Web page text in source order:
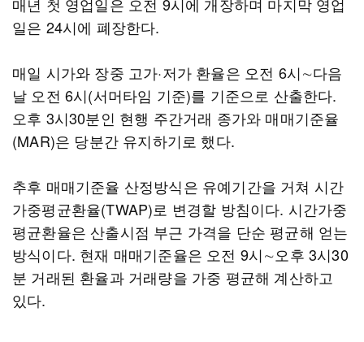
일은 24시에 폐장한다.
매일 시가와 장중 고가·저가 환율은 오전 6시∼다음
날 오전 6시(서머타임 기준)를 기준으로 산출한다.
오후 3시30분인 현행 주간거래 종가와 매매기준율
(MAR)은 당분간 유지하기로 했다.
추후 매매기준율 산정방식은 유예기간을 거쳐 시간
가중평균환율(TWAP)로 변경할 방침이다. 시간가중
평균환율은 산출시점 부근 가격을 단순 평균해 얻는
방식이다. 현재 매매기준율은 오전 9시∼오후 3시30
분 거래된 환율과 거래량을 가중 평균해 계산하고
있다.